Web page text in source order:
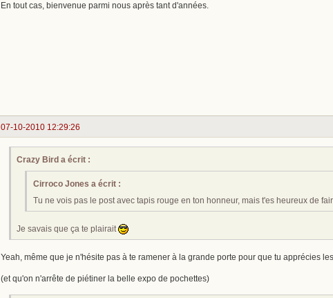
En tout cas, bienvenue parmi nous après tant d'années.
07-10-2010 12:29:26
Crazy Bird a écrit :
Cirroco Jones a écrit :
Tu ne vois pas le post avec tapis rouge en ton honneur, mais t'es heureux de
Je savais que ça te plairait
Yeah, même que je n'hésite pas à te ramener à la grande porte pour que tu apprécies
(et qu'on n'arrête de piétiner la belle expo de pochettes)